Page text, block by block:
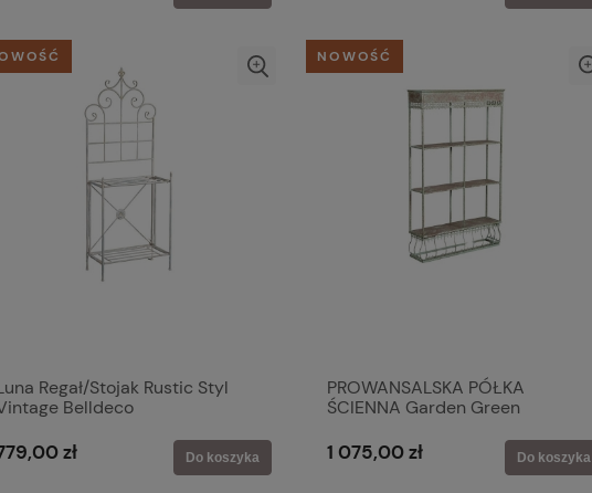
Regał/Stojak Rustic Styl
Belldeco
zł Do koszyka
PROWANSALSKA PÓŁKA
ŚCIENNA Garden Green
1 075,00 zł Do koszyka
NOWOŚĆ